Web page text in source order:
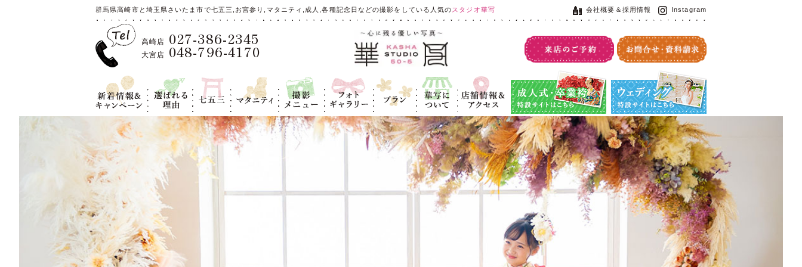
群馬県高崎市と埼玉県さいたま市で七五三,お宮参り,マタニティ,成人,各種記念日などの撮影をしている人気のスタジオ華写
高崎店 027-386-2345
大宮店 048-796-4170
会社概要＆採用情報 Instagram
新着情報＆キ
ャンペーン
選ばれる理
由
七五三 マタニティ
撮影メニュ
ー
フォトギャラ
リー
プラン
華写につい
て
店舗情報＆ア
クセス
成人式・卒業袴特設サイト ウエディング特設サイト